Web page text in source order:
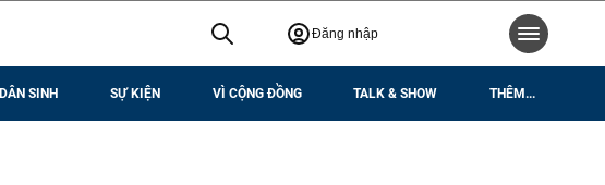
Đăng nhập
DÂN SINH SỰ KIỆN VÌ CỘNG ĐỒNG TALK & SHOW THÊM...